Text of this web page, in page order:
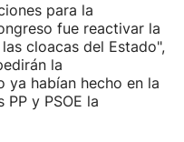
para la
fue reactivar la
cloacas del Estado",
la
ya habían hecho en la
y PSOE la